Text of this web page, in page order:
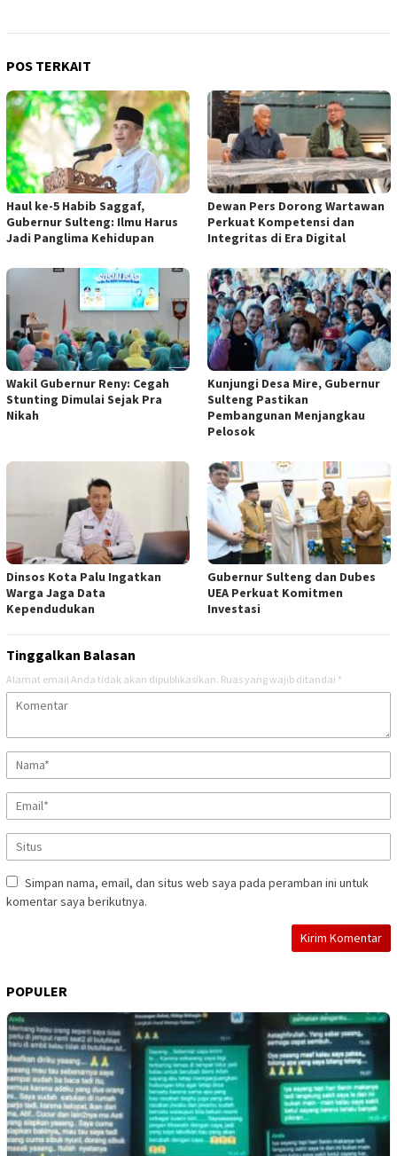
POS TERKAIT
Haul ke-5 Habib Saggaf,
Gubernur Sulteng: Ilmu Harus
Jadi Panglima Kehidupan
Dewan Pers Dorong Wartawan
Perkuat Kompetensi dan
Integritas di Era Digital
Wakil Gubernur Reny: Cegah
Stunting Dimulai Sejak Pra
Nikah
Kunjungi Desa Mire, Gubernur
Sulteng Pastikan
Pembangunan Menjangkau
Pelosok
Dinsos Kota Palu Ingatkan
Warga Jaga Data
Kependudukan
Gubernur Sulteng dan Dubes
UEA Perkuat Komitmen
Investasi
Tinggalkan Balasan
Alamat email Anda tidak akan dipublikasikan. Ruas yang wajib ditandai *
Simpan nama, email, dan situs web saya pada peramban ini untuk
komentar saya berikutnya.
POPULER